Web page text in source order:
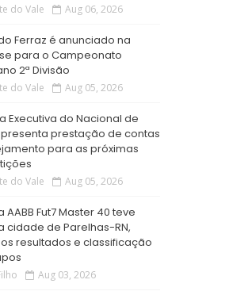
do Vale Aug 06, 2026
Ferraz é anunciado na
para o Campeonato
2ª Divisão
do Vale Aug 05, 2026
Executiva do Nacional de
prestação de contas
para as próximas
do Vale Aug 05, 2026
AABB Fut7 Master 40 teve
cidade de Parelhas-RN,
resultados e classificação
Aug 03, 2026